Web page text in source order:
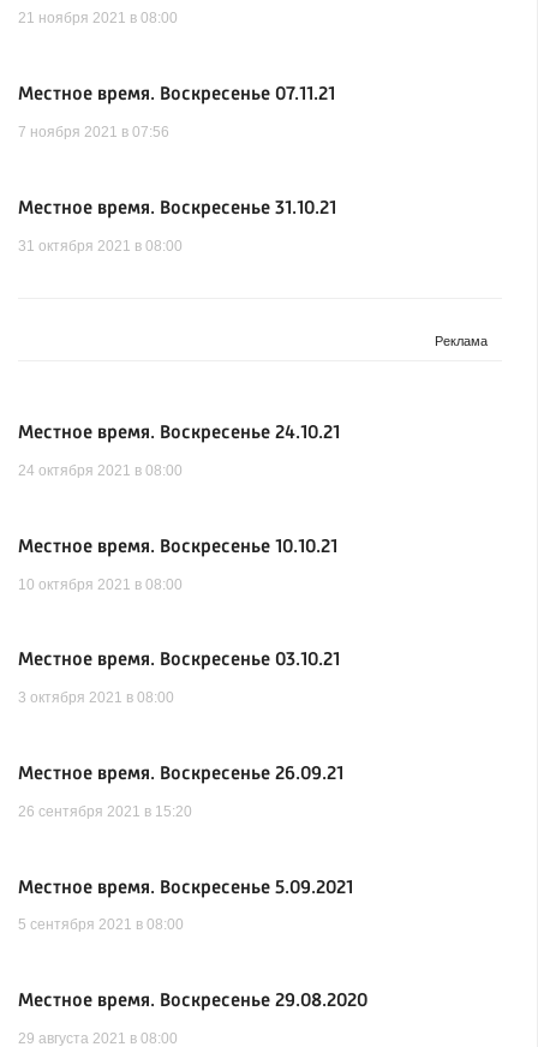
21 ноября 2021 в 08:00
Местное время. Воскресенье 07.11.21
7 ноября 2021 в 07:56
Местное время. Воскресенье 31.10.21
31 октября 2021 в 08:00
Местное время. Воскресенье 24.10.21
24 октября 2021 в 08:00
Местное время. Воскресенье 10.10.21
10 октября 2021 в 08:00
Местное время. Воскресенье 03.10.21
3 октября 2021 в 08:00
Местное время. Воскресенье 26.09.21
26 сентября 2021 в 15:20
Местное время. Воскресенье 5.09.2021
5 сентября 2021 в 08:00
Местное время. Воскресенье 29.08.2020
29 августа 2021 в 08:00